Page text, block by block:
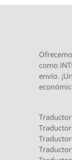
como
envío.